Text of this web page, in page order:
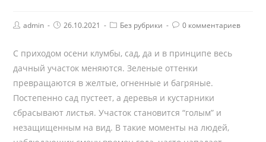
admin 26.10.2021 Без рубрики 0 комментариев
С приходом осени клумбы, сад, да и в принципе весь
дачный участок меняются. Зеленые оттенки
превращаются в желтые, огненные и багряные.
Постепенно сад пустеет, а деревья и кустарники
сбрасывают листья. Участок становится “голым” и
незащищенным на вид. В такие моменты на людей,